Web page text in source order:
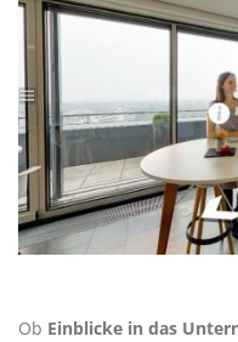
Ob Einblicke in das